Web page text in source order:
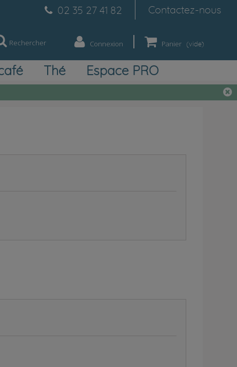
02 35 27 41 82 Contactez-nous
Rechercher Connexion Panier (vide)
Thé Espace PRO